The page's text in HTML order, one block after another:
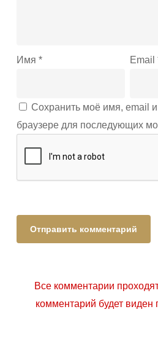
Имя * Email
Сохранить моё имя, email
браузере для последующих
Все комментарии
комментарий будет виден